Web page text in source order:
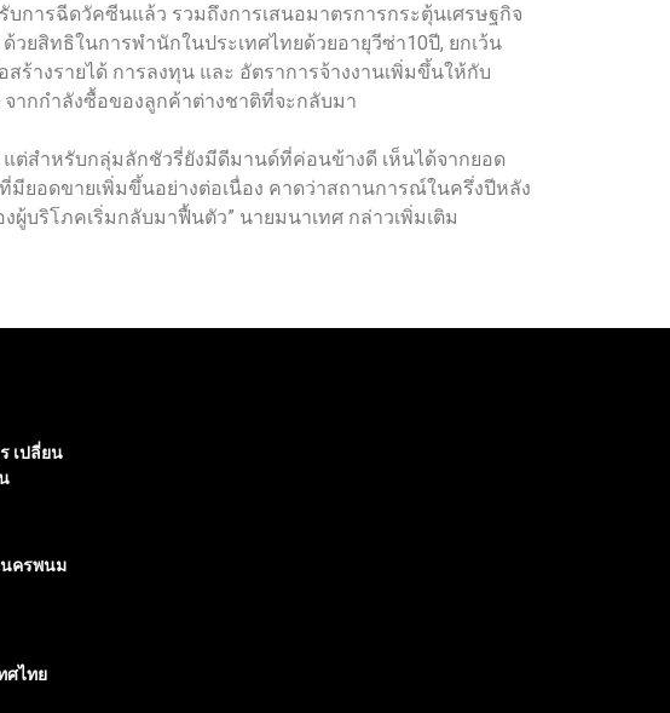
การฉีดวัคซีนแล้ว รวมถึงการเสนอมาตรการกระตุ้นเศรษฐกิจ
ยสิทธิในการพำนักในประเทศไทยด้วยอายุวีซ่า10ปี, ยกเว้น
ร้างรายได้ การลงทุน และ อัตราการจ้างงานเพิ่มขึ้นให้กับ
ากกำลังซื้อของลูกค้าต่างชาติที่จะกลับมา
ต่สำหรับกลุ่มลักชัวรี่ยังมีดีมานด์ที่ค่อนข้างดี เห็นได้จากยอด
ที่มียอดขายเพิ่มขึ้นอย่างต่อเนื่อง คาดว่าสถานการณ์ในครึ่งปีหลัง
บริโภคเริ่มกลับมาฟื้นตัว” นายมนาเทศ กล่าวเพิ่มเติม
เปลี่ยน
ครพนม
ศไทย